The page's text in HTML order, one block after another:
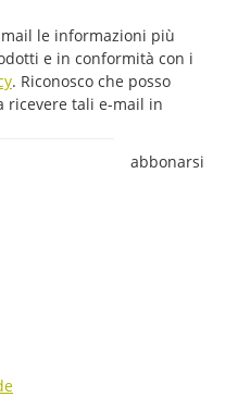
le informazioni più
e in conformità con i
. Riconosco che posso
ricevere tali e-mail in
abbonarsi